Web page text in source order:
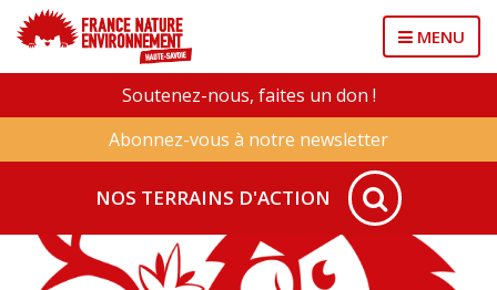
MENU
Soutenez-nous, faites un don !
Abonnez-vous à notre newsletter
NOS TERRAINS D'ACTION